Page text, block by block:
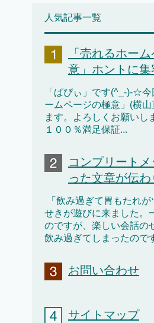
人気記事一覧
「売れるホー
意」ホントに集
「ぱぴぃ」です(^_-)-☆
ームページの極意」(横
ます。よろしくお願いし
１００％満足保証...
コンプリート
った文章が伝
「飲み過ぎて胃もたれ
せきが遊びに来ました。
のですが、楽しい会話の
飲み過ぎてしまったので
お問い合わせ
サイトマップ